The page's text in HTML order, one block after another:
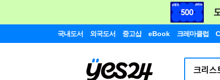
국내도서 외국도서 중고샵 eBook 크레마클럽